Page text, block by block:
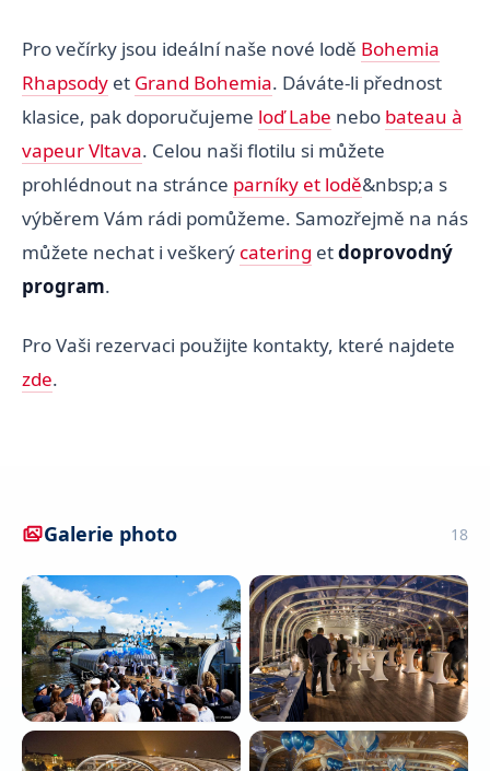
Pro večírky jsou ideální naše nové lodě Bohemia
Rhapsody et Grand Bohemia. Dáváte-li přednost
klasice, pak doporučujeme loď Labe nebo bateau à
vapeur Vltava. Celou naši flotilu si můžete
prohlédnout na stránce parníky et lodě&nbsp;a s
výběrem Vám rádi pomůžeme. Samozřejmě na nás
můžete nechat i veškerý catering etdoprovodný
program.
Pro Vaši rezervaci použijte kontakty, které najdete
zde.
Galerie photo 18